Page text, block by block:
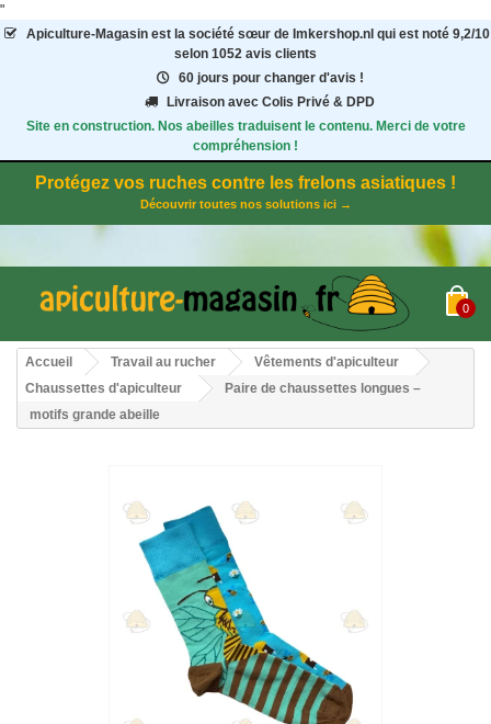
"
Apiculture-Magasinest la société sœur de Imkershop.nl qui est noté 9,2/10
selon 1052 avis clients
60 jours pour changer d'avis !
Livraison avec Colis Privé & DPD
Site en construction. Nos abeilles traduisent le contenu. Merci de votre
compréhension !
Protégez vos ruches contre les frelons asiatiques !
Découvrir toutes nos solutions ici →
0
Accueil Travail au rucher
Vêtements d'apiculteur
Chaussettes d'apiculteur
Paire de chaussettes longues –
motifs grande abeille